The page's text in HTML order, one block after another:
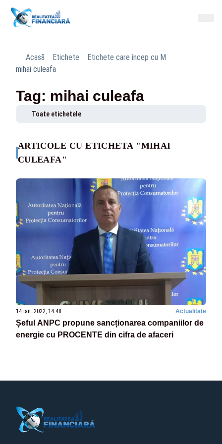
Acasă Etichete
Etichete care încep cu M
mihai culeafa
Tag: mihai culeafa
Toate etichetele
ARTICOLE CU ETICHETA "MIHAI
CULEAFA"
14 ian. 2022, 14:48 Actualitate
Șeful ANPC propune sancționarea companiilor de
energie cu PROCENTE din cifra de afaceri